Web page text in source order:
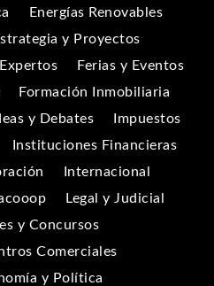
Energías Renovables
y Proyectos
Expertos
Ferias y Eventos
Formación Inmobiliaria
y Debates
Impuestos
Instituciones Financieras
Internacional
Legal y Judicial
y Concursos
Comerciales
y Política